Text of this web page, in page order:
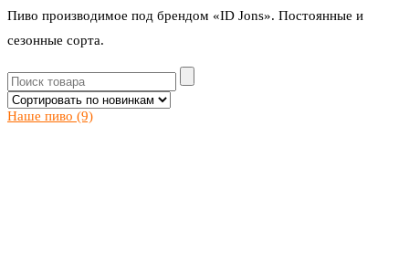
Пиво производимое под брендом «ID Jons». Постоянные и
сезонные сорта.
Наше пиво (9)